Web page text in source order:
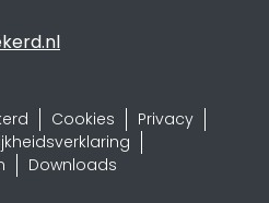
Cookies
Privacy
Downloads